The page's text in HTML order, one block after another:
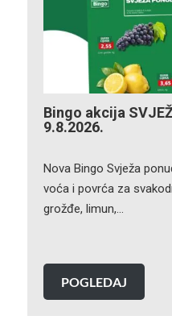
Bingo akcija
9.8.2026.
Nova Bingo Svježa
voća i povrća za
grožđe, limun,…
POGLEDAJ